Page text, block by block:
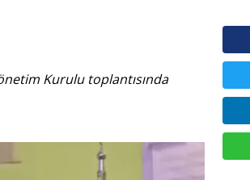
Kurulu toplantısında